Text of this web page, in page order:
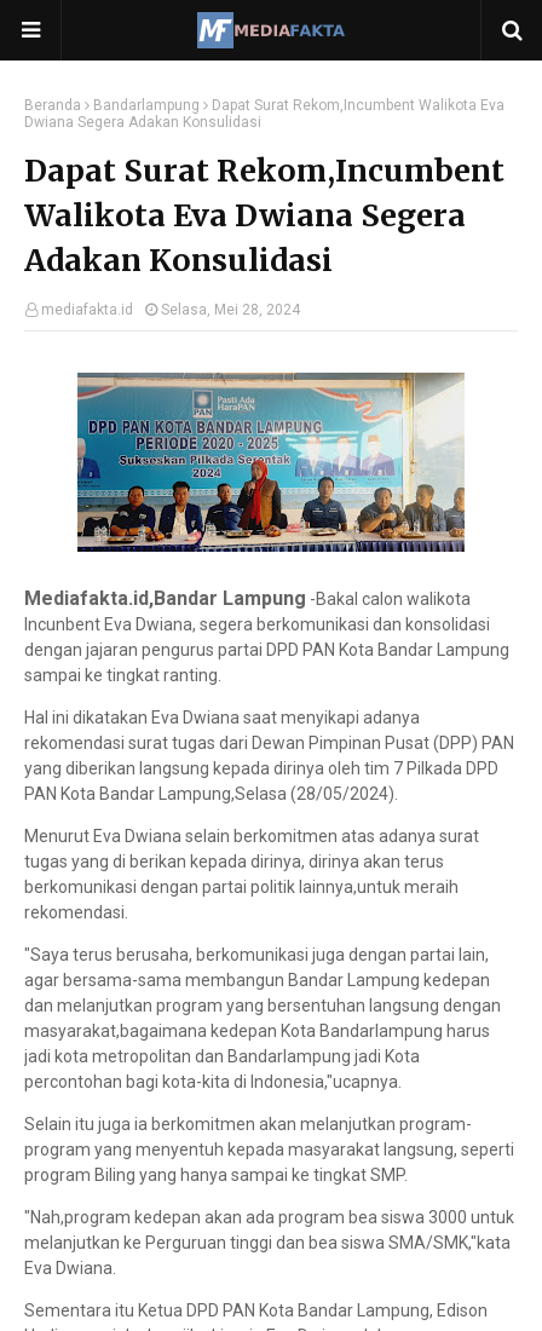
Beranda Bandarlampung
Dapat Surat Rekom,Incumbent Walikota Eva
Dwiana Segera Adakan Konsulidasi
Dapat Surat Rekom,Incumbent
Walikota Eva Dwiana Segera
Adakan Konsulidasi
mediafakta.id Selasa, Mei 28, 2024
Mediafakta.id,Bandar Lampung -Bakal calon walikota
Incunbent Eva Dwiana, segera berkomunikasi dan konsolidasi
dengan jajaran pengurus partai DPD PAN Kota Bandar Lampung
sampai ke tingkat ranting.
Hal ini dikatakan Eva Dwiana saat menyikapi adanya
rekomendasi surat tugas dari Dewan Pimpinan Pusat (DPP) PAN
yang diberikan langsung kepada dirinya oleh tim 7 Pilkada DPD
PAN Kota Bandar Lampung,Selasa (28/05/2024).
Menurut Eva Dwiana selain berkomitmen atas adanya surat
tugas yang di berikan kepada dirinya, dirinya akan terus
berkomunikasi dengan partai politik lainnya,untuk meraih
rekomendasi.
"Saya terus berusaha, berkomunikasi juga dengan partai lain,
agar bersama-sama membangun Bandar Lampung kedepan
dan melanjutkan program yang bersentuhan langsung dengan
masyarakat,bagaimana kedepan Kota Bandarlampung harus
jadi kota metropolitan dan Bandarlampung jadi Kota
percontohan bagi kota-kita di Indonesia,"ucapnya.
Selain itu juga ia berkomitmen akan melanjutkan program-
program yang menyentuh kepada masyarakat langsung, seperti
program Biling yang hanya sampai ke tingkat SMP.
"Nah,program kedepan akan ada program bea siswa 3000 untuk
melanjutkan ke Perguruan tinggi dan bea siswa SMA/SMK,"kata
Eva Dwiana.
Sementara itu Ketua DPD PAN Kota Bandar Lampung, Edison